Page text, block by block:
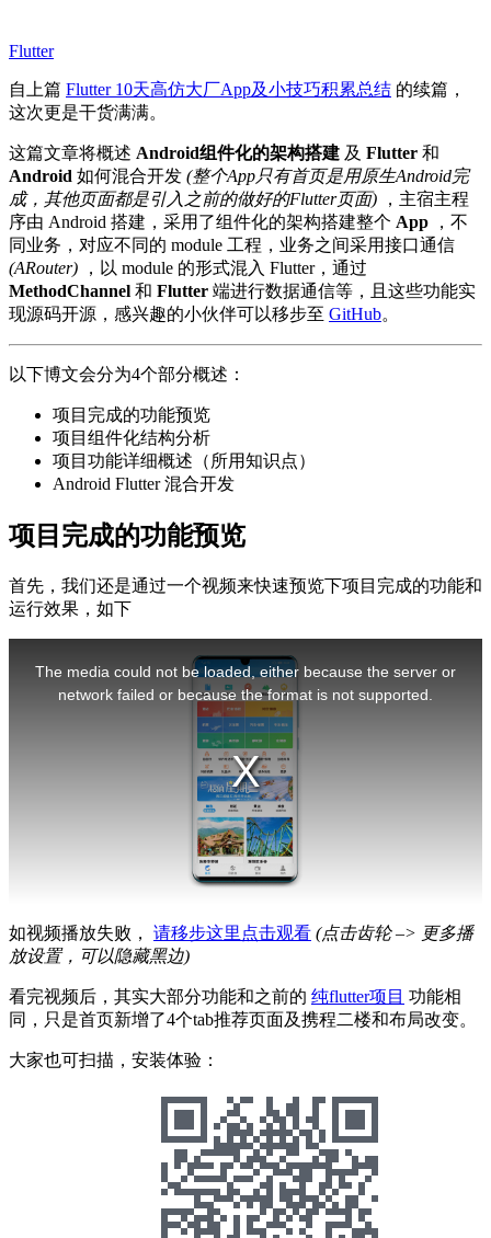
Flutter
自上篇 Flutter 10天高仿大厂App及小技巧积累总结 的续篇，
这次更是干货满满。
这篇文章将概述 Android组件化的架构搭建 及 Flutter 和
Android 如何混合开发 (整个App只有首页是用原生Android完
成，其他页面都是引入之前的做好的Flutter页面) ，主宿主程
序由 Android 搭建，采用了组件化的架构搭建整个 App ，不
同业务，对应不同的 module 工程，业务之间采用接口通信
(ARouter) ，以 module 的形式混入 Flutter，通过
MethodChannel 和 Flutter 端进行数据通信等，且这些功能实
现源码开源，感兴趣的小伙伴可以移步至 GitHub。
以下博文会分为4个部分概述：
项目完成的功能预览
项目组件化结构分析
项目功能详细概述（所用知识点）
Android Flutter 混合开发
项目完成的功能预览
首先，我们还是通过一个视频来快速预览下项目完成的功能和
运行效果，如下
The media could not be loaded, either because the server or
network failed or because the format is not supported.
如视频播放失败， 请移步这里点击观看 (点击齿轮 –> 更多播
放设置，可以隐藏黑边)
看完视频后，其实大部分功能和之前的 纯flutter项目 功能相
同，只是首页新增了4个tab推荐页面及携程二楼和布局改变。
大家也可扫描，安装体验：